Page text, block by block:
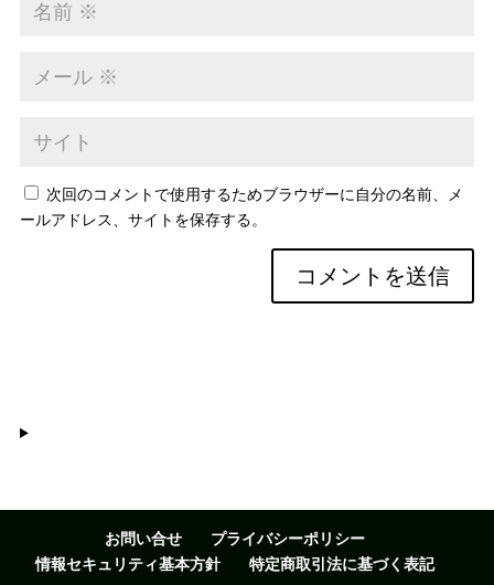
次回のコメントで使用するためブラウザーに自分の名前、メ
ールアドレス、サイトを保存する。
お問い合せ
プライバシーポリシー
情報セキュリティ基本方針
特定商取引法に基づく表記